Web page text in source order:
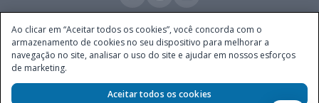
Este site é operado pela Ventmear Brasil LTDA (CNPJ 52.868.380/0001-84), com
endereço na Avenida Brigadeiro Faria Lima, nº 4.055, 3º andar, Itaim Bibi, no
Município de São Paulo, Estado de São Paulo, CEP 04538-133, Brasil - empresa
autorizada a operar apostas de quota fixa em todo território nacional pela
Secretaria de Prêmios e Apostas do Ministério da Fazenda, conforme Portaria nº
Ao clicar em “Aceitar todos os cookies”, você concorda com o
armazenamento de cookies no seu dispositivo para melhorar a
navegação no site, analisar o uso do site e ajudar em nossos esforços
de marketing.
Aceitar todos os cookies